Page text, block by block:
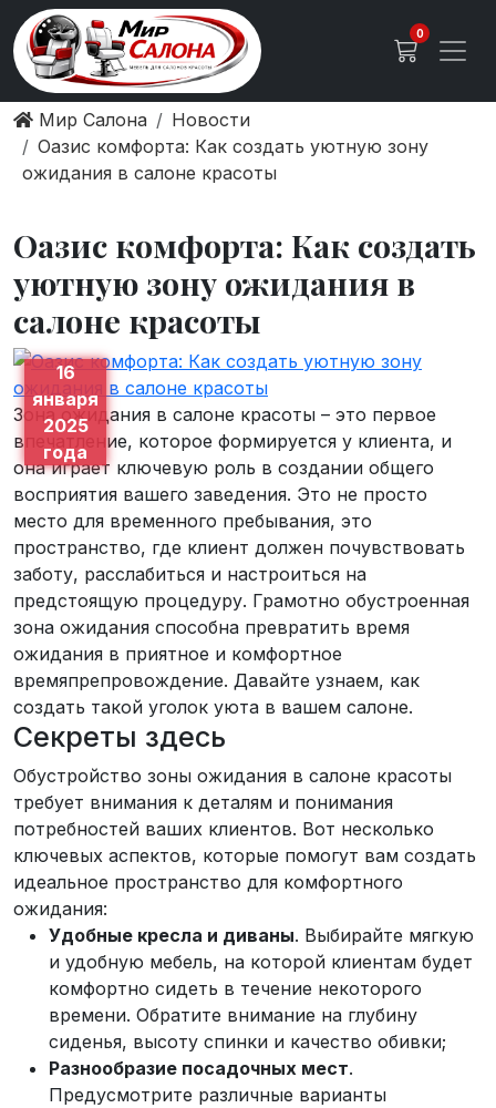
0
Мир Салона
Новости
Оазис комфорта: Как создать уютную зону
ожидания в салоне красоты
Оазис комфорта: Как создать
уютную зону ожидания в
салоне красоты
16
января
2025
года
Зона ожидания в салоне красоты – это первое
впечатление, которое формируется у клиента, и
она играет ключевую роль в создании общего
восприятия вашего заведения. Это не просто
место для временного пребывания, это
пространство, где клиент должен почувствовать
заботу, расслабиться и настроиться на
предстоящую процедуру. Грамотно обустроенная
зона ожидания способна превратить время
ожидания в приятное и комфортное
времяпрепровождение. Давайте узнаем, как
создать такой уголок уюта в вашем салоне.
Секреты здесь
Обустройство зоны ожидания в салоне красоты
требует внимания к деталям и понимания
потребностей ваших клиентов. Вот несколько
ключевых аспектов, которые помогут вам создать
идеальное пространство для комфортного
ожидания:
Удобные кресла и диваны. Выбирайте мягкую
и удобную мебель, на которой клиентам будет
комфортно сидеть в течение некоторого
времени. Обратите внимание на глубину
сиденья, высоту спинки и качество обивки;
Разнообразие посадочных мест.
Предусмотрите различные варианты